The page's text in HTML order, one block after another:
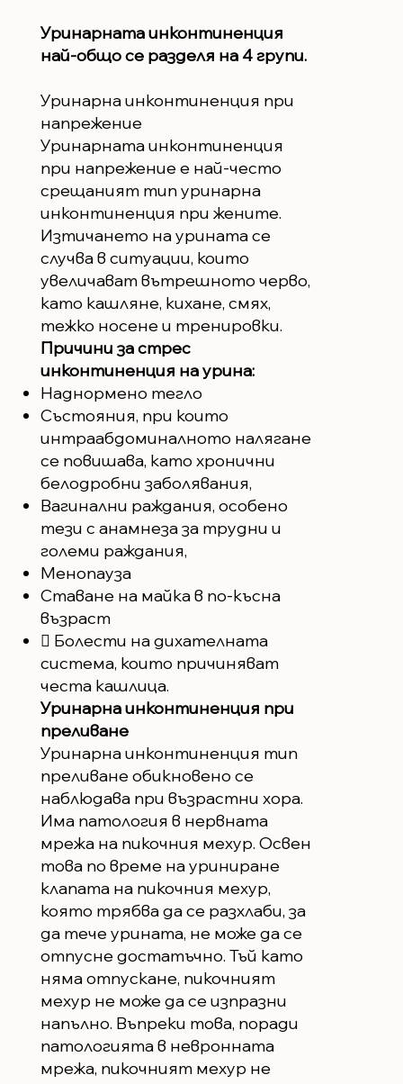
Уринарната инконтиненция
най-общо се разделя на 4 групи.
Уринарна инконтиненция при
напрежение
Уринарната инконтиненция
при напрежение е най-често
срещаният тип уринарна
инконтиненция при жените.
Изтичането на урината се
случва в ситуации, които
увеличават вътрешното черво,
като кашляне, кихане, смях,
тежко носене и тренировки.
Причини за стрес
инконтиненция на урина:
Наднормено тегло
Състояния, при които
интраабдоминалното налягане
се повишава, като хронични
белодробни заболявания,
Вагинални раждания, особено
тези с анамнеза за трудни и
големи раждания,
Менопауза
Ставане на майка в по-късна
възраст
 Болести на дихателната
система, които причиняват
честа кашлица.
Уринарна инконтиненция при
преливане
Уринарна инконтиненция тип
преливане обикновено се
наблюдава при възрастни хора.
Има патология в нервната
мрежа на пикочния мехур. Освен
това по време на уриниране
клапата на пикочния мехур,
която трябва да се разхлаби, за
да тече урината, не може да се
отпусне достатъчно. Тъй като
няма отпускане, пикочният
мехур не може да се изпразни
напълно. Въпреки това, поради
патологията в невронната
мрежа, пикочният мехур не